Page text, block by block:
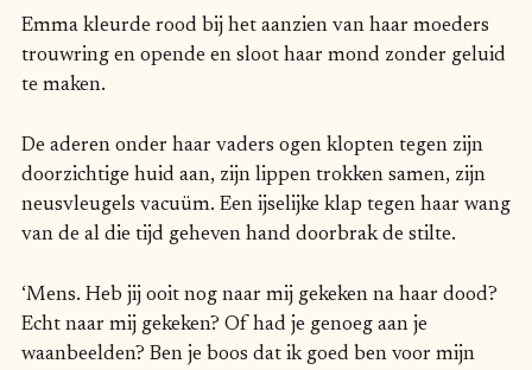
Emma kleurde rood bij het aanzien van haar moeders
trouwring en opende en sloot haar mond zonder geluid
te maken.
De aderen onder haar vaders ogen klopten tegen zijn
doorzichtige huid aan, zijn lippen trokken samen, zijn
neusvleugels vacuüm. Een ijselijke klap tegen haar wang
van de al die tijd geheven hand doorbrak de stilte.
‘Mens. Heb jij ooit nog naar mij gekeken na haar dood?
Echt naar mij gekeken? Of had je genoeg aan je
waanbeelden? Ben je boos dat ik goed ben voor mijn